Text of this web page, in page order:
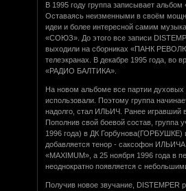
В 1995 году группа записывает
Оставаясь неизменными в своём
идеи и более интересной самим
«СОЮЗ». До этого все записи
выходили на сборниках «ПАНК
телеэкранах. В декабре 1995 года, во
«РАДИО БАЛТИКА».
На новом альбоме все партии
использовали. Поэтому группа
надолго, стал ИЛЬИЧ. Ранее игравший
Пополнив свой боевой состав,
1996 года) в ДК Горбунова(ГОРБУШКЕ)
добавляется тенор - саксофон
«MAXIMUM», а 25 ноября 1996 года в
неоднократно появляется с
Получив новое звучание, DISTEMPER